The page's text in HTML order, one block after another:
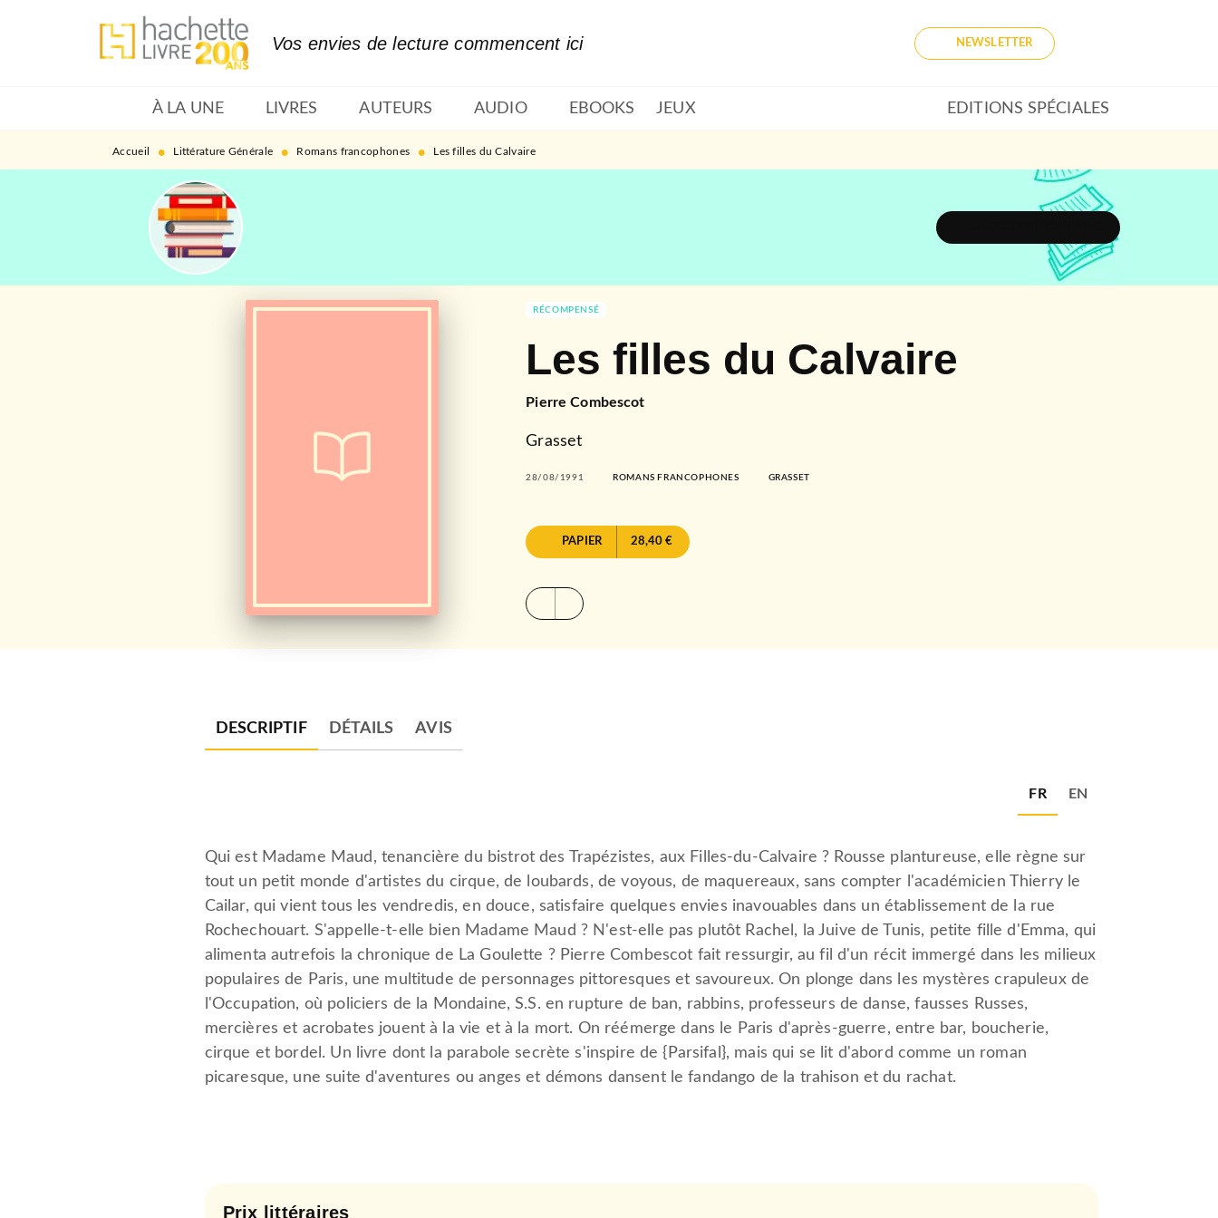
MENU RECHERCHE
Vos envies de lecture commencent ici NEWSLETTER
À LA UNE LIVRES AUTEURS AUDIO EBOOKS JEUX EDITIONS SPÉCIALES
Accueil • Littérature Générale • Romans francophones • Les filles du Calvaire
RÉCOMPENSÉ
Les filles du Calvaire
Pierre Combescot
Grasset
28/08/1991 ROMANS FRANCOPHONES GRASSET
PAPIER 28,40 €
DESCRIPTIF DÉTAILS AVIS
FR EN
Qui est Madame Maud, tenancière du bistrot des Trapézistes, aux Filles-du-Calvaire ? Rousse plantureuse, elle règne sur
tout un petit monde d'artistes du cirque, de loubards, de voyous, de maquereaux, sans compter l'académicien Thierry le
Cailar, qui vient tous les vendredis, en douce, satisfaire quelques envies inavouables dans un établissement de la rue
Rochechouart. S'appelle-t-elle bien Madame Maud ? N'est-elle pas plutôt Rachel, la Juive de Tunis, petite fille d'Emma, qui
alimenta autrefois la chronique de La Goulette ? Pierre Combescot fait ressurgir, au fil d'un récit immergé dans les milieux
populaires de Paris, une multitude de personnages pittoresques et savoureux. On plonge dans les mystères crapuleux de
l'Occupation, où policiers de la Mondaine, S.S. en rupture de ban, rabbins, professeurs de danse, fausses Russes,
mercières et acrobates jouent à la vie et à la mort. On réémerge dans le Paris d'après-guerre, entre bar, boucherie,
cirque et bordel. Un livre dont la parabole secrète s'inspire de {Parsifal}, mais qui se lit d'abord comme un roman
picaresque, une suite d'aventures ou anges et démons dansent le fandango de la trahison et du rachat.
Prix littéraires